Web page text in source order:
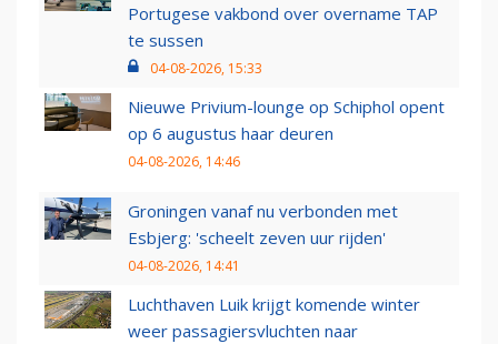
Portugese vakbond over overname TAP
te sussen
04-08-2026, 15:33
Nieuwe Privium-lounge op Schiphol opent
op 6 augustus haar deuren
04-08-2026, 14:46
Groningen vanaf nu verbonden met
Esbjerg: 'scheelt zeven uur rijden'
04-08-2026, 14:41
Luchthaven Luik krijgt komende winter
weer passagiersvluchten naar